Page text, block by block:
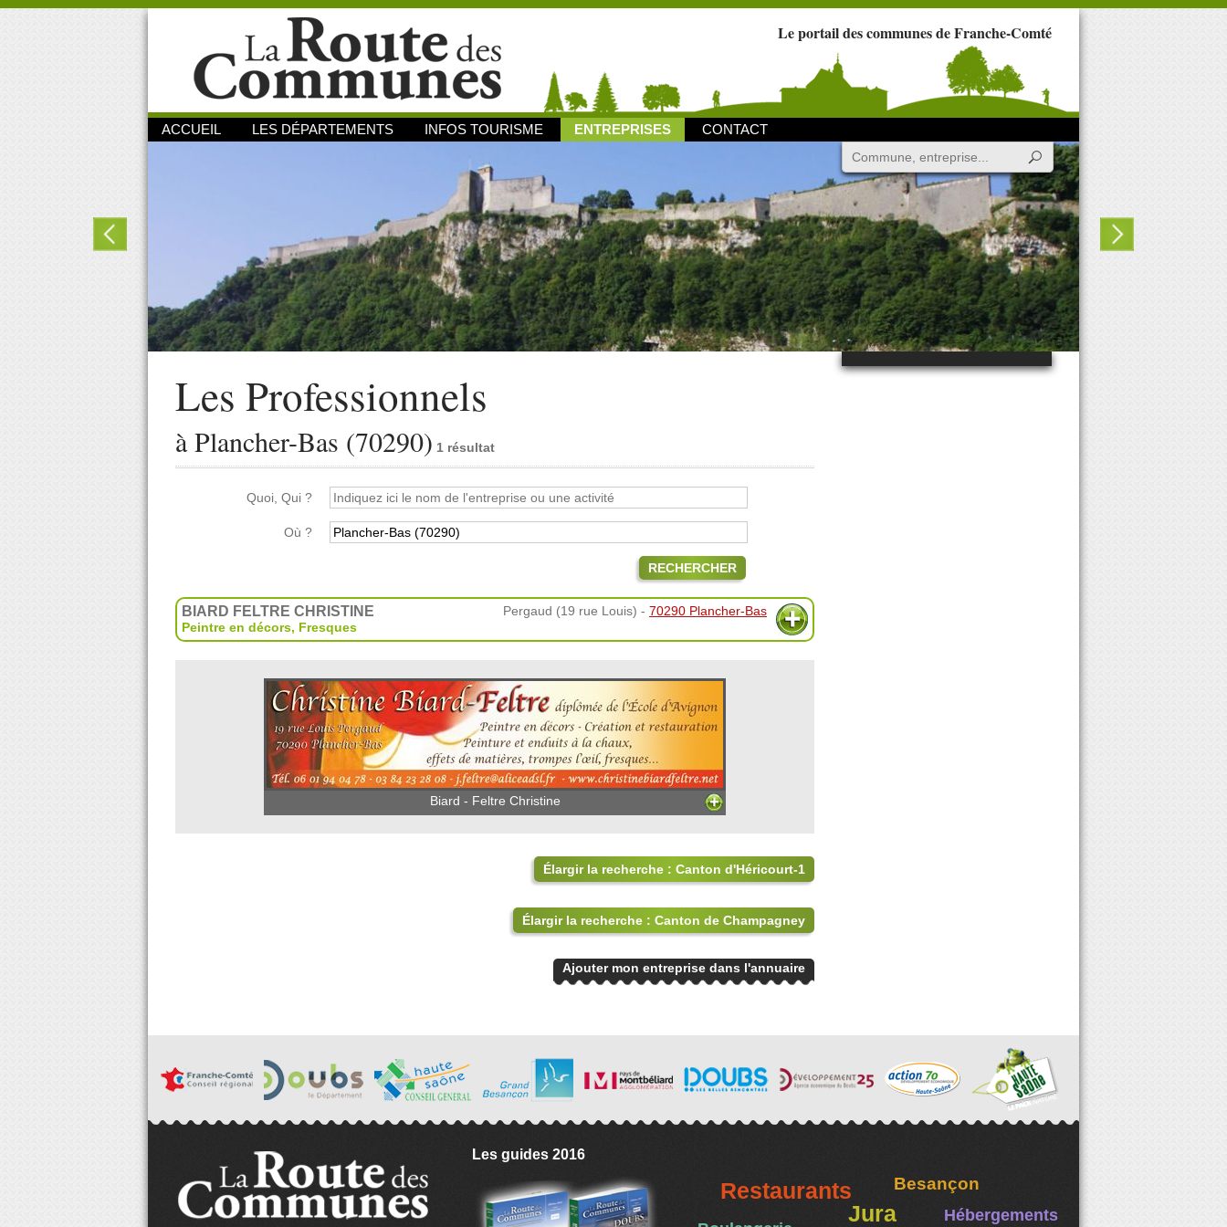
Le portail des communes de Franche-Comté
ACCUEIL LES DÉPARTEMENTS INFOS TOURISME ENTREPRISES CONTACT
Les Professionnels
à Plancher-Bas (70290) 1 résultat
Quoi, Qui ?
Où ?
RECHERCHER
BIARD FELTRE CHRISTINE Pergaud (19 rue Louis) - 70290 Plancher-Bas
Peintre en décors, Fresques
Biard - Feltre Christine
Élargir la recherche : Canton d'Héricourt-1
Élargir la recherche : Canton de Champagney
Ajouter mon entreprise dans l'annuaire
Les guides 2016
Restaurants Besançon
Jura Hébergements